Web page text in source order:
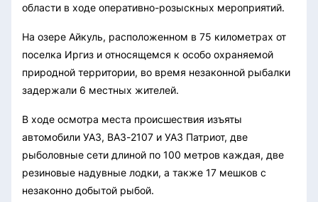
области в ходе оперативно-розыскных мероприятий.
На озере Айкуль, расположенном в 75 километрах от
поселка Иргиз и относящемся к особо охраняемой
природной территории, во время незаконной рыбалки
задержали 6 местных жителей.
В ходе осмотра места происшествия изъяты
автомобили УАЗ, ВАЗ-2107 и УАЗ Патриот, две
рыболовные сети длиной по 100 метров каждая, две
резиновые надувные лодки, а также 17 мешков с
незаконно добытой рыбой.